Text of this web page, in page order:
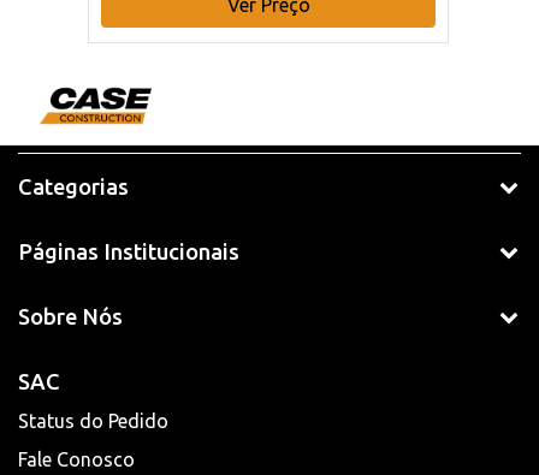
Ver Preço
Categorias
Páginas Institucionais
Sobre Nós
SAC
Status do Pedido
Fale Conosco